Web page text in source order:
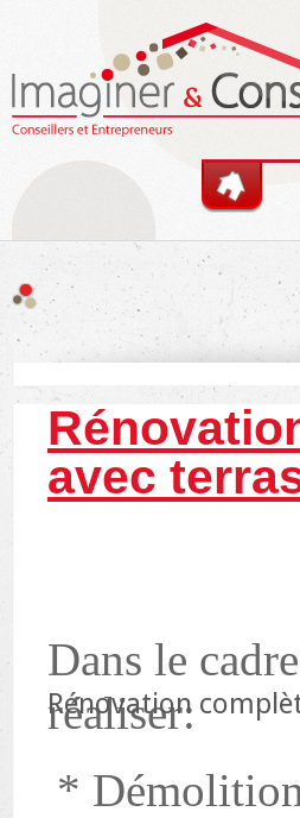
You are here
avec
Rénovation
Dans le
réaliser:
*